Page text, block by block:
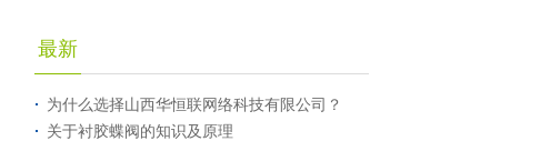
最新
为什么选择山西华恒联网络科技有限公司？
关于衬胶蝶阀的知识及原理